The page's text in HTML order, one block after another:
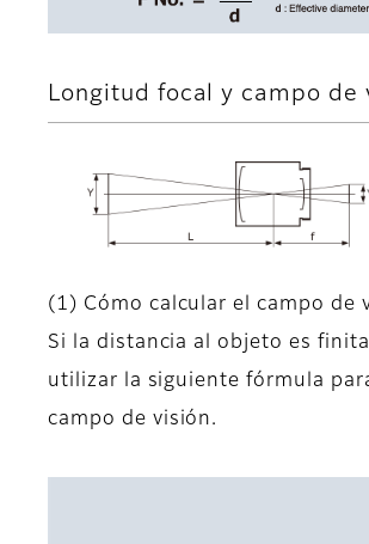
Longitud focal y campo de
(1) Cómo calcular el campo de
Si la distancia al objeto es
utilizar la siguiente fórmula
campo de visión.